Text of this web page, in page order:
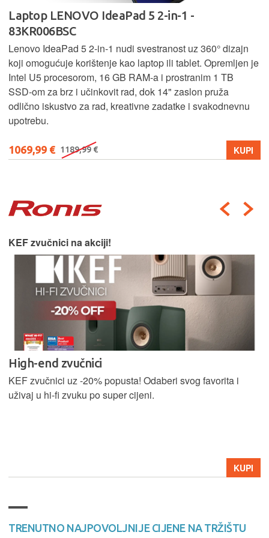
Laptop LENOVO IdeaPad 5 2-in-1 -
83KR006BSC
Lenovo IdeaPad 5 2‑in‑1 nudi svestranost uz 360° dizajn
koji omogućuje korištenje kao laptop ili tablet. Opremljen je
Intel U5 procesorom, 16 GB RAM-a i prostranim 1 TB
SSD‑om za brz i učinkovit rad, dok 14" zaslon pruža
odlično iskustvo za rad, kreativne zadatke i svakodnevnu
upotrebu.
1069,99 € 1189,99 € KUPI
KEF zvučnici na akciji!
High-end zvučnici
KEF zvučnici uz -20% popusta! Odaberi svog favorita i
uživaj u hi-fi zvuku po super cijeni.
KUPI
TRENUTNO NAJPOVOLJNIJE CIJENE NA TRŽIŠTU